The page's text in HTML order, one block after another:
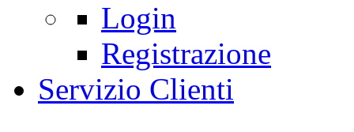
Login
Registrazione
Servizio Clienti